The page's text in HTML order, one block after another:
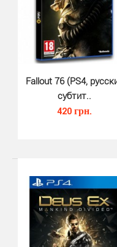
Anthem PS4 -
PlayStation 4 - это
Fallout 76 (PS4,
субтит..
420 грн.